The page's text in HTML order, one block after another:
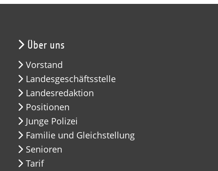
Über uns
Vorstand
Landesgeschäftsstelle
Landesredaktion
Positionen
Junge Polizei
Familie und Gleichstellung
Senioren
Tarif